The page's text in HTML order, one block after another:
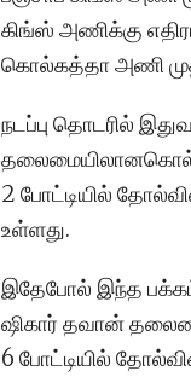
கிங்ஸ் அணிக்கு
கொல்கத்தா அணி
நடப்பு தொடரில்
2 போட்டியில்
உள்ளது.
இதேபோல் இந்த பக்கம்
ஷிகார் தவான்
6 போட்டியில்